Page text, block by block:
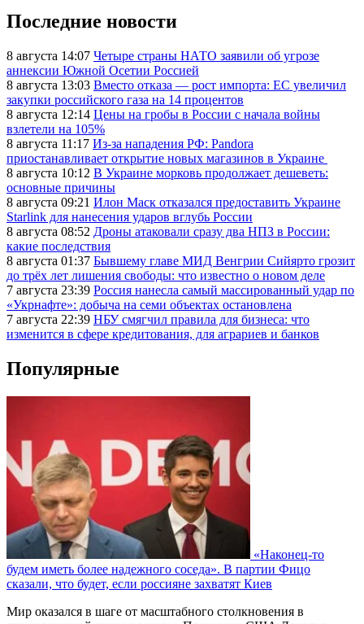
Последние новости
8 августа 14:07 Четыре страны НАТО заявили об угрозе
аннексии Южной Осетии Россией
8 августа 13:03 Вместо отказа — рост импорта: ЕС увеличил
закупки российского газа на 14 процентов
8 августа 12:14 Цены на гробы в России с начала войны
взлетели на 105%
8 августа 11:17 Из-за нападения РФ: Pandora
приостанавливает открытие новых магазинов в Украине
8 августа 10:12 В Украине морковь продолжает дешеветь:
основные причины
8 августа 09:21 Илон Маск отказался предоставить Украине
Starlink для нанесения ударов вглубь России
8 августа 08:52 Дроны атаковали сразу два НПЗ в России:
какие последствия
8 августа 01:37 Бывшему главе МИД Венгрии Сийярто грозит
до трёх лет лишения свободы: что известно о новом деле
7 августа 23:39 Россия нанесла самый массированный удар по
«Укрнафте»: добыча на семи объектах остановлена
7 августа 22:39 НБУ смягчил правила для бизнеса: что
изменится в сфере кредитования, для аграриев и банков
Популярные
«Наконец-то
будем иметь более надежного соседа». В партии Фицо
сказали, что будет, если россияне захватят Киев
Мир оказался в шаге от масштабного столкновения в